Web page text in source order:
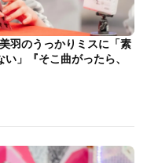
羽のうっかりミスに「素
」『そこ曲がったら、